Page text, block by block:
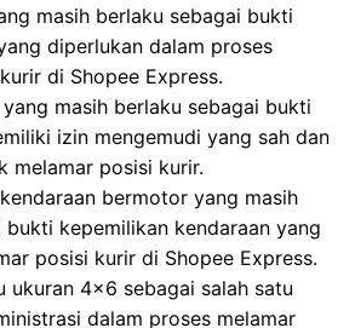
masih berlaku sebagai bukti
diperlukan dalam proses
di Shopee Express.
masih berlaku sebagai bukti
izin mengemudi yang sah dan
melamar posisi kurir.
bermotor yang masih
bukti kepemilikan kendaraan yang
posisi kurir di Shopee Express.
ukuran 4×6 sebagai salah satu
dalam proses melamar